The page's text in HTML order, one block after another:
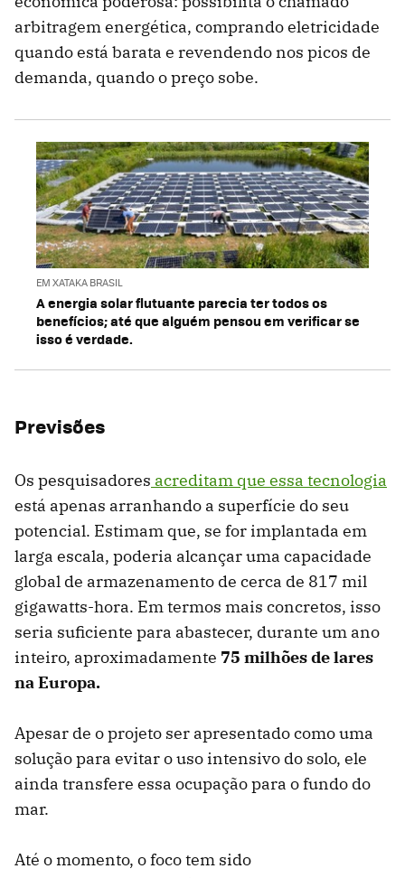
arbitragem energética, comprando eletricidade
quando está barata e revendendo nos picos de
demanda, quando o preço sobe.
EM XATAKA BRASIL
A energia solar flutuante parecia ter todos os
benefícios; até que alguém pensou em verificar se
isso é verdade.
Previsões
Os pesquisadores acreditam que essa tecnologia
está apenas arranhando a superfície do seu
potencial. Estimam que, se for implantada em
larga escala, poderia alcançar uma capacidade
global de armazenamento de cerca de 817 mil
gigawatts-hora. Em termos mais concretos, isso
seria suficiente para abastecer, durante um ano
inteiro, aproximadamente 75 milhões de lares
na Europa.
Apesar de o projeto ser apresentado como uma
solução para evitar o uso intensivo do solo, ele
ainda transfere essa ocupação para o fundo do
mar.
Até o momento, o foco tem sido